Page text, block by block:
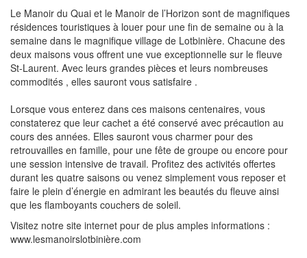
Le Manoir du Quai et le Manoir de l’Horizon sont de magnifiques
résidences touristiques à louer pour une fin de semaine ou à la
semaine dans le magnifique village de Lotbinière. Chacune des
deux maisons vous offrent une vue exceptionnelle sur le fleuve
St-Laurent. Avec leurs grandes pièces et leurs nombreuses
commodités , elles sauront vous satisfaire .
Lorsque vous enterez dans ces maisons centenaires, vous
constaterez que leur cachet a été conservé avec précaution au
cours des années. Elles sauront vous charmer pour des
retrouvailles en famille, pour une fête de groupe ou encore pour
une session intensive de travail. Profitez des activités offertes
durant les quatre saisons ou venez simplement vous reposer et
faire le plein d’énergie en admirant les beautés du fleuve ainsi
que les flamboyants couchers de soleil.
Visitez notre site internet pour de plus amples informations :
www.lesmanoirslotbinière.com